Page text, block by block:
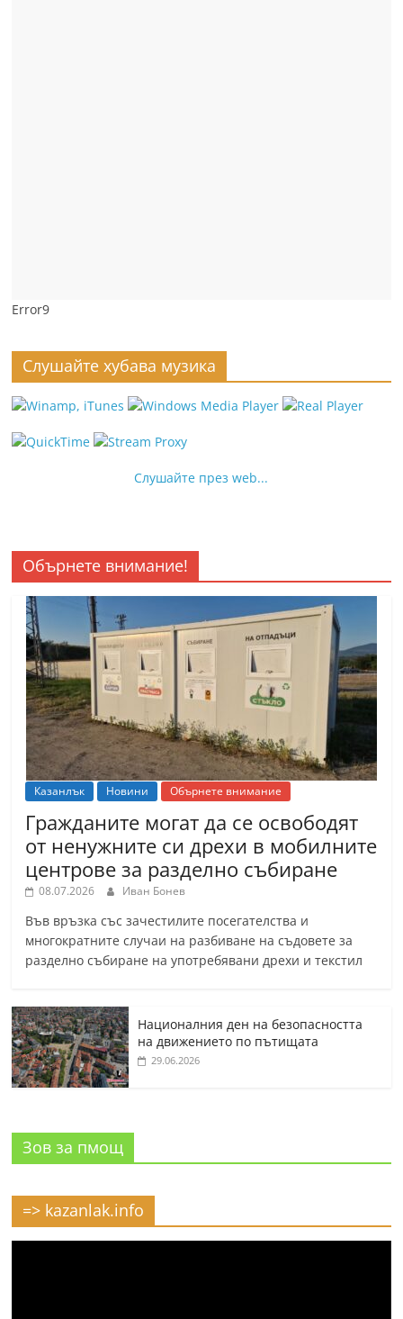
Error9
Слушайте хубава музика
Слушайте през web...
Обърнете внимание!
Казанлък Новини Обърнете внимание
Гражданите могат да се освободят
от ненужните си дрехи в мобилните
центрове за разделно събиране
08.07.2026 Иван Бонев
Във връзка със зачестилите посегателства и
многократните случаи на разбиване на съдовете за
разделно събиране на употребявани дрехи и текстил
Националния ден на безопасността
на движението по пътищата
29.06.2026
Зов за пмощ
=> kazanlak.info